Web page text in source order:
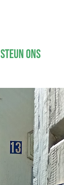
Steun ons